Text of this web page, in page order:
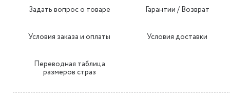
Задать вопрос о товаре Гарантии / Возврат
Условия заказа и оплаты Условия доставки
Переводная таблица
размеров страз